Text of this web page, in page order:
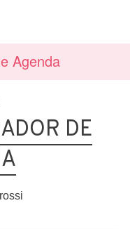
Agenda
DE